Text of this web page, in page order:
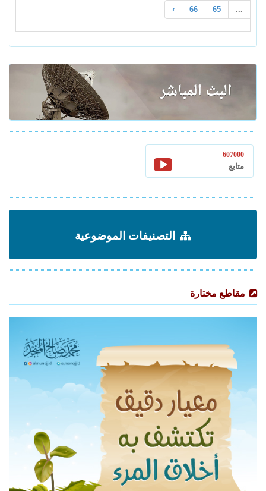
...
65
66
›
607000
متابع
التصنيفات الموضوعية
مقاطع مختارة